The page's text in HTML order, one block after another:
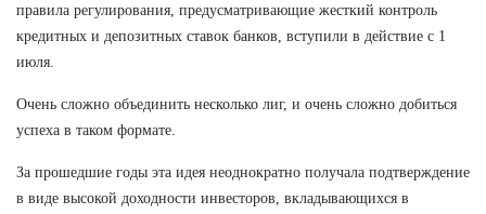
правила регулирования, предусматривающие жесткий контроль
кредитных и депозитных ставок банков, вступили в действие с 1
июля.
Очень сложно объединить несколько лиг, и очень сложно добиться
успеха в таком формате.
За прошедшие годы эта идея неоднократно получала подтверждение
в виде высокой доходности инвесторов, вкладывающихся в